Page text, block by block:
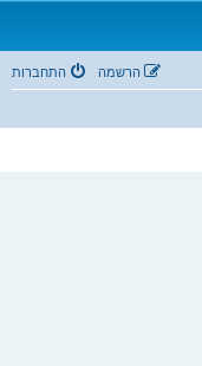
התחברות הרשמה